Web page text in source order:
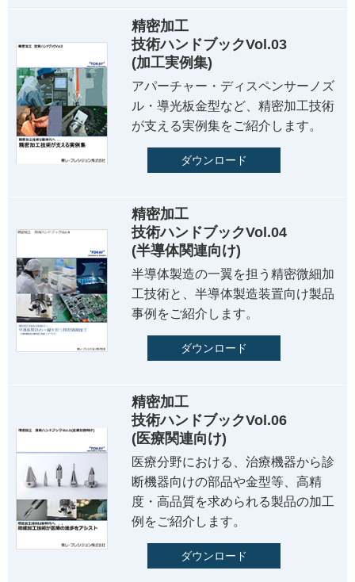
精密加工
技術ハンドブックVol.03
(加工実例集)
アパーチャー・ディスペンサーノズ
ル・導光板金型など、精密加工技術
が支える実例集をご紹介します。
ダウンロード
精密加工
技術ハンドブックVol.04
(半導体関連向け)
半導体製造の一翼を担う精密微細加
工技術と、半導体製造装置向け製品
事例をご紹介します。
ダウンロード
精密加工
技術ハンドブックVol.06
(医療関連向け)
医療分野における、治療機器から診
断機器向けの部品や金型等、高精
度・高品質を求められる製品の加工
例をご紹介します。
ダウンロード